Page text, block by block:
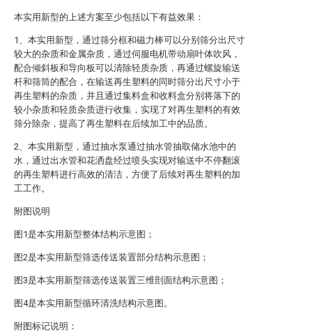
本实用新型的上述方案至少包括以下有益效果：
1、本实用新型，通过筛分框和磁力棒可以分别筛分出尺寸
较大的杂质和金属杂质，通过伺服电机带动扇叶体吹风，
配合倾斜板和导向板可以清除轻质杂质，再通过螺旋输送
杆和筛筒的配合，在输送再生塑料的同时筛分出尺寸小于
再生塑料的杂质，并且通过集料盒和收料盒分别将落下的
较小杂质和轻质杂质进行收集，实现了对再生塑料的有效
筛分除杂，提高了再生塑料在后续加工中的品质。
2、本实用新型，通过抽水泵通过抽水管抽取储水池中的
水，通过出水管和花洒盘经过喷头实现对输送中不停翻滚
的再生塑料进行高效的清洁，方便了后续对再生塑料的加
工工作。
附图说明
图1是本实用新型整体结构示意图；
图2是本实用新型筛选传送装置部分结构示意图；
图3是本实用新型筛选传送装置三维剖面结构示意图；
图4是本实用新型循环清洗结构示意图。
附图标记说明：